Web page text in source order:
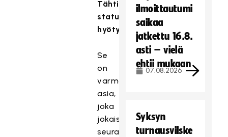
Tähtiseura-
statuksesta
hyötyy?
Se
on
varmasti
asia,
joka
jokaisen
seuran
ilmoittautumi
saikaa
jatkettu 16.8.
asti – vielä
ehtii mukaan
07.08.2026
Syksyn
turnausvilske